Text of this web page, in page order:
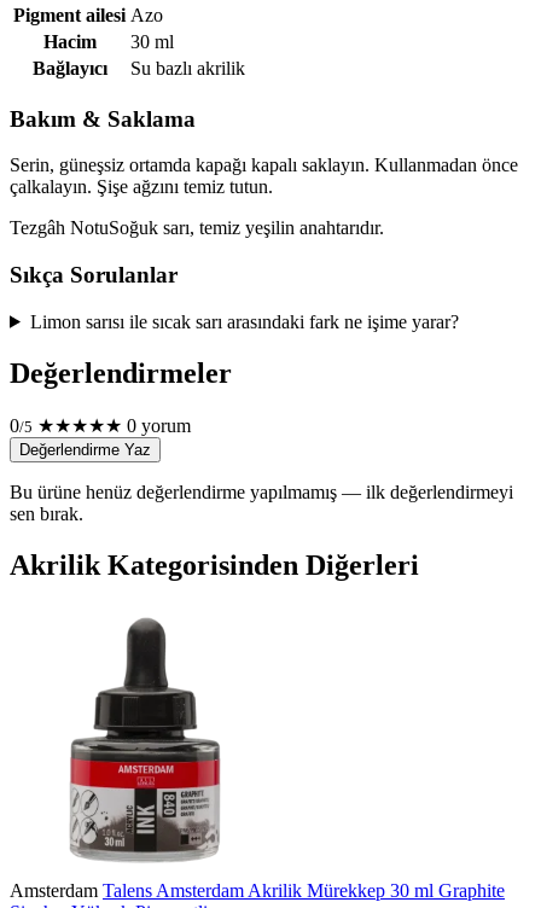
Pigment ailesi Azo
Hacim
30 ml
Bağlayıcı
Su bazlı akrilik
Bakım & Saklama
Serin, güneşsiz ortamda kapağı kapalı saklayın. Kullanmadan önce
çalkalayın. Şişe ağzını temiz tutun.
Tezgâh NotuSoğuk sarı, temiz yeşilin anahtarıdır.
Sıkça Sorulanlar
Limon sarısı ile sıcak sarı arasındaki fark ne işime yarar?
Değerlendirmeler
0/5 ★★★★★ 0 yorum
Değerlendirme Yaz
Bu ürüne henüz değerlendirme yapılmamış — ilk değerlendirmeyi
sen bırak.
Akrilik Kategorisinden Diğerleri
Amsterdam Talens Amsterdam Akrilik Mürekkep 30 ml Graphite